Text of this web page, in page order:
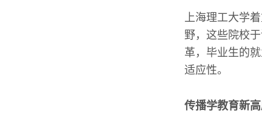
上海理工大学
野，这些院校
革，毕业生的
适应性。
传播学教育新